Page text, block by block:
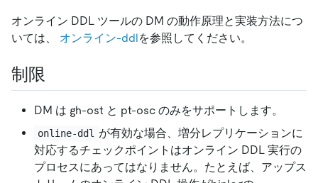
オンライン DDL ツールの DM の動作原理と実装方法につ
いては、 オンライン-ddlを参照してください。
制限
DM は gh-ost と pt-osc のみをサポートします。
online-ddl
が有効な場合、増分レプリケーションに
対応するチェックポイントはオンライン DDL 実行の
プロセスにあってはなりません。たとえば、アップス